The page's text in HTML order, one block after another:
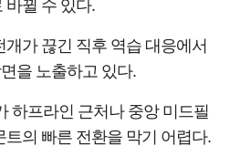
바뀔 수 있다.
가 끊긴 직후 역습 대응에서
을 노출하고 있다.
하프라인 근처나 중앙 미드필
의 빠른 전환을 막기 어렵다.